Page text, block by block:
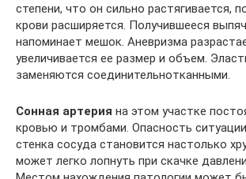
степени, что он сильно растягивается,
крови расширяется. Получившееся
напоминает мешок. Аневризма
увеличивается ее размер и объем.
заменяются соединительнотканными.
Сонная артерия на этом участке
кровью и тромбами. Опасность
стенка сосуда становится настолько
может легко лопнуть при скачке